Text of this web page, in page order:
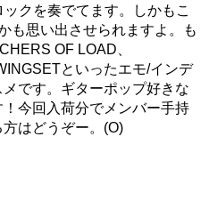
クを奏でてます。しかもこ
も思い出させられますよ。も
OF LOAD、
といったエモ/インデ
です。ギターポップ好きな
今回入荷分でメンバー手持
はどうぞー。(O)